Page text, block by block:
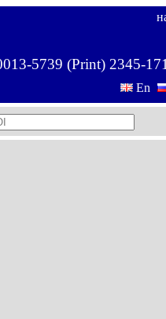
5739 (Print) 2345-
En